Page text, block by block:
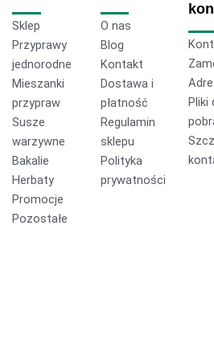
Sklep
Przyprawy
jednorodne
Mieszanki
przypraw
Susze
warzywne
Bakalie
Herbaty
Promocje
Pozostałe
O nas
Blog
Kontakt
Dostawa i
płatność
Regulamin
sklepu
Polityka
prywatności
Pliki